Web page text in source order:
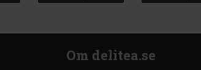
Om delitea.se